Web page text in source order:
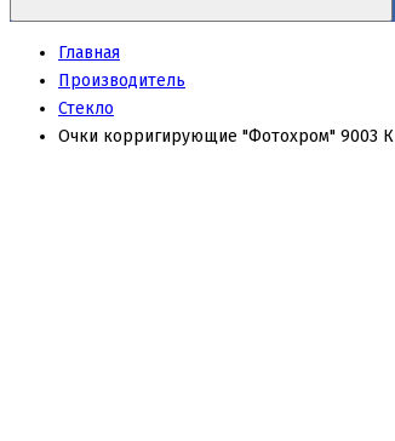
Главная
Производитель
Стекло
Очки корригирующие "Фотохром" 9003 К